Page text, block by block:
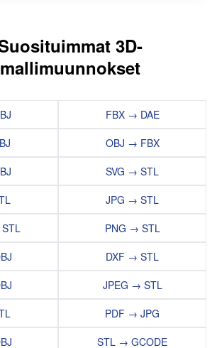
3D-
mallimuunnokset
FBX → DAE
OBJ → FBX
SVG → STL
JPG → STL
PNG → STL
DXF → STL
JPEG → STL
PDF → JPG
STL → GCODE